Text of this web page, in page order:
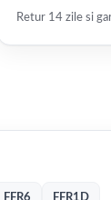
Retur 14 zile si